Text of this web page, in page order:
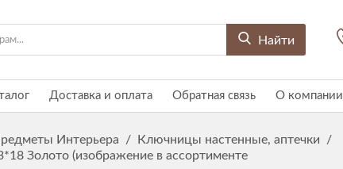
Найти
Доставка и оплата Обратная связь О компании
Интерьера / Ключницы настенные, аптечки
/
Золото (изображение в ассортименте